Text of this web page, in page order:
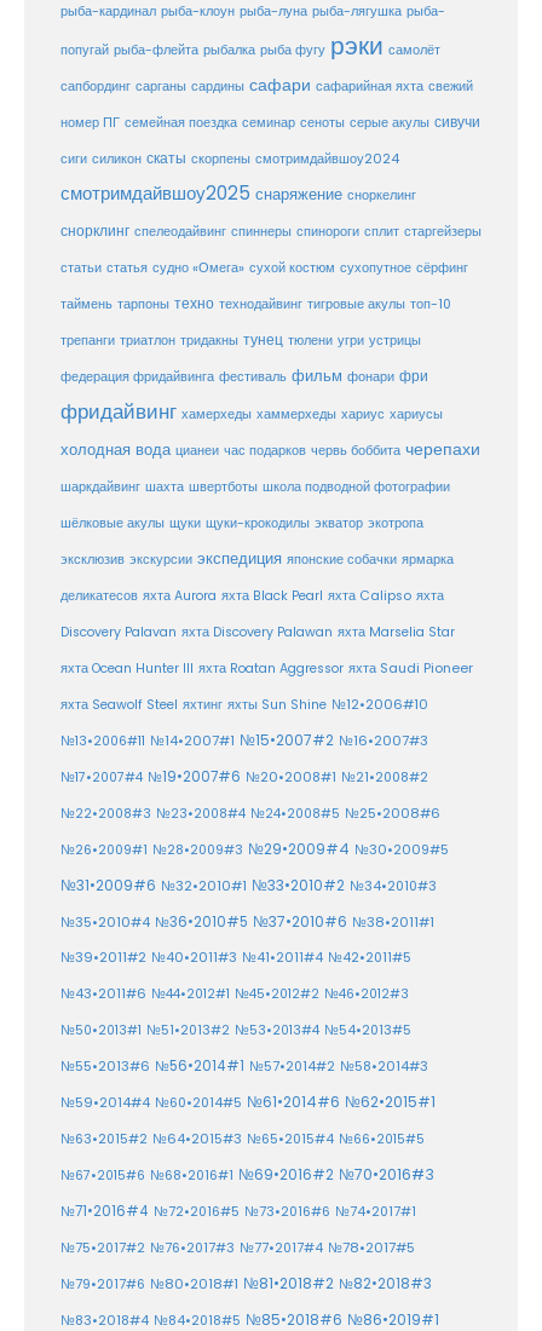
рыба-кардинал рыба-клоун рыба-луна рыба-лягушка рыба-
попугай рыба-флейта рыбалка рыба фугу рэки самолёт
сапбординг сарганы сардины сафари сафарийная яхта свежий
номер ПГ семейная поездка семинар сеноты серые акулы сивучи
сиги силикон скаты скорпены смотримдайвшоу2024
смотримдайвшоу2025 снаряжение сноркелинг
снорклинг спелеодайвинг спиннеры спинороги сплит старгейзеры
статьи статья судно «Омега» сухой костюм сухопутное сёрфинг
таймень тарпоны техно технодайвинг тигровые акулы топ-10
трепанги триатлон тридакны тунец тюлени угри устрицы
федерация фридайвинга фестиваль фильм фонари фри
фридайвинг хамерхеды хаммерхеды хариус хариусы
холодная вода цианеи час подарков червь боббита черепахи
шаркдайвинг шахта швертботы школа подводной фотографии
шёлковые акулы щуки щуки-крокодилы экватор экотропа
эксклюзив экскурсии экспедиция японские собачки ярмарка
деликатесов яхта Aurora яхта Black Pearl яхта Calipso яхта
Discovery Palavan яхта Discovery Palawan яхта Marselia Star
яхта Ocean Hunter III яхта Roatan Aggressor яхта Saudi Pioneer
яхта Seawolf Steel яхтинг яхты Sun Shine №12•2006#10
№13•2006#11 №14•2007#1 №15•2007#2 №16•2007#3
№17•2007#4 №19•2007#6 №20•2008#1 №21•2008#2
№22•2008#3 №23•2008#4 №24•2008#5 №25•2008#6
№26•2009#1 №28•2009#3 №29•2009#4 №30•2009#5
№31•2009#6 №32•2010#1 №33•2010#2 №34•2010#3
№35•2010#4 №36•2010#5 №37•2010#6 №38•2011#1
№39•2011#2 №40•2011#3 №41•2011#4 №42•2011#5
№43•2011#6 №44•2012#1 №45•2012#2 №46•2012#3
№50•2013#1 №51•2013#2 №53•2013#4 №54•2013#5
№55•2013#6 №56•2014#1 №57•2014#2 №58•2014#3
№59•2014#4 №60•2014#5 №61•2014#6 №62•2015#1
№63•2015#2 №64•2015#3 №65•2015#4 №66•2015#5
№67•2015#6 №68•2016#1 №69•2016#2 №70•2016#3
№71•2016#4 №72•2016#5 №73•2016#6 №74•2017#1
№75•2017#2 №76•2017#3 №77•2017#4 №78•2017#5
№79•2017#6 №80•2018#1 №81•2018#2 №82•2018#3
№83•2018#4 №84•2018#5 №85•2018#6 №86•2019#1